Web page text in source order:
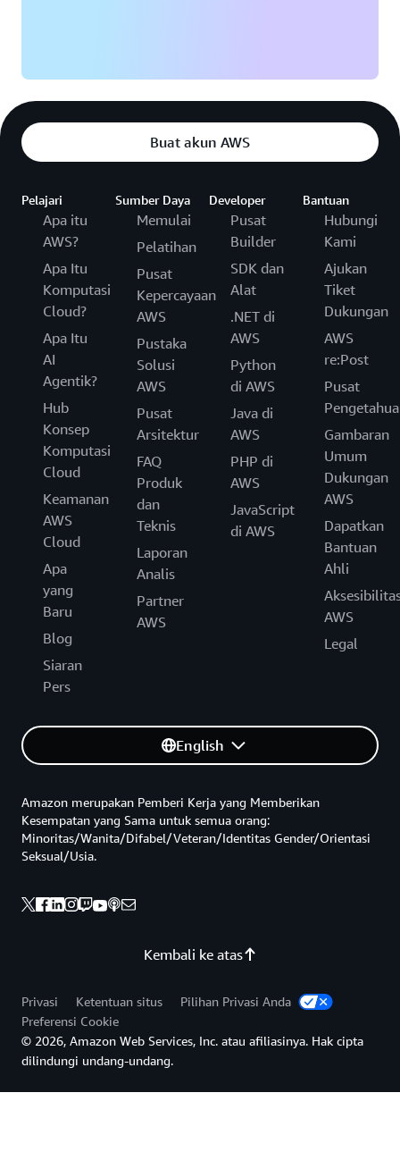
Buat akun AWS
Pelajari
Apa itu
AWS?
Apa Itu
Komputasi
Cloud?
Apa Itu
AI
Agentik?
Hub
Konsep
Komputasi
Cloud
Keamanan
AWS
Cloud
Apa
yang
Baru
Blog
Siaran
Pers
Sumber Daya
Memulai
Pelatihan
Pusat
Kepercayaan
AWS
Pustaka
Solusi
AWS
Pusat
Arsitektur
FAQ
Produk
dan
Teknis
Laporan
Analis
Partner
AWS
Developer
Pusat
Builder
SDK dan
Alat
.NET di
AWS
Python
di AWS
Java di
AWS
PHP di
AWS
JavaScript
di AWS
Bantuan
Hubungi
Kami
Ajukan
Tiket
Dukungan
AWS
re:Post
Pusat
Gambaran
Umum
Dukungan
AWS
Dapatkan
Bantuan
Ahli
AWS
Legal
English
Kembali ke atas
Amazon merupakan Pemberi Kerja yang Memberikan
Kesempatan yang Sama untuk semua orang:
Minoritas/Wanita/Difabel/Veteran/Identitas Gender/Orientasi
Seksual/Usia.
Privasi Ketentuan situs
Pilihan Privasi Anda
Preferensi Cookie
© 2026, Amazon Web Services, Inc. atau afiliasinya. Hak cipta
dilindungi undang-undang.